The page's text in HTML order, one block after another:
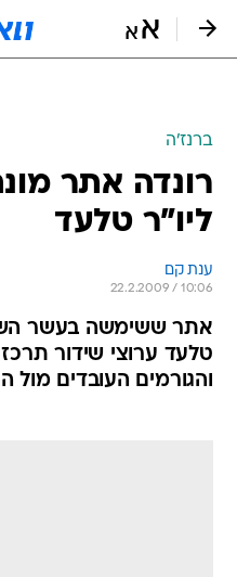
ברנז'ה
רונדה אתר
ליו"ר טלעד
ענת קם
22.2.2009 / 10:06
אתר ששימשה בעשר
טלעד ערוצי שידור
והגורמים העובדים מול